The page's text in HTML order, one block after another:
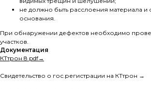
не должно быть расслоения материала и
основания.
При обнаружении дефектов необходимо
участков.
Документация
КТтрон 8 pdf→
Свидетельство о гос.регистрации на КТтрон →